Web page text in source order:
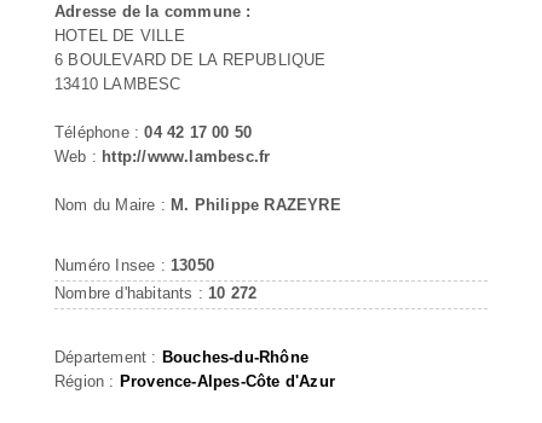
Adresse de la commune :
HOTEL DE VILLE
6 BOULEVARD DE LA REPUBLIQUE
13410 LAMBESC
Téléphone :04 42 17 00 50
Web : http://www.lambesc.fr
Nom du Maire : M. Philippe RAZEYRE
Numéro Insee : 13050
Nombre d'habitants : 10 272
Département : Bouches-du-Rhône
Région : Provence-Alpes-Côte d'Azur